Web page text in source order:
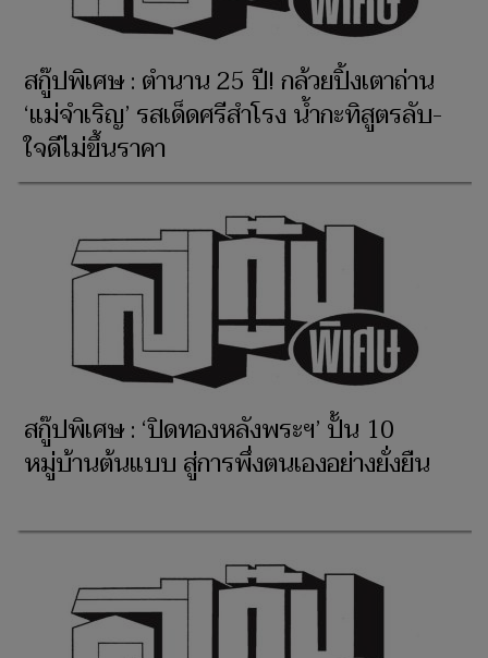
สกู๊ปพิเศษ : ตำนาน 25 ปี! กล้วยปิ้งเตาถ่าน
‘แม่จำเริญ’ รสเด็ดศรีสำโรง น้ำกะทิสูตรลับ-
ใจดีไม่ขึ้นราคา
สกู๊ปพิเศษ : ‘ปิดทองหลังพระฯ’ ปั้น 10
หมู่บ้านต้นแบบ สู่การพึ่งตนเองอย่างยั่งยืน